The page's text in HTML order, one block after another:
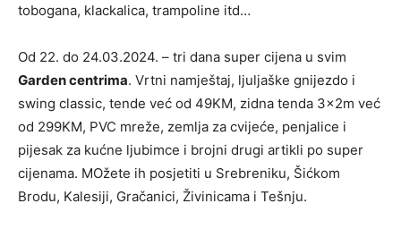
tobogana, klackalica, trampoline itd…
Od 22. do 24.03.2024. – tri dana super cijena u svim
Garden centrima. Vrtni namještaj, ljuljaške gnijezdo i
swing classic, tende već od 49KM, zidna tenda 3x2m već
od 299KM, PVC mreže, zemlja za cvijeće, penjalice i
pijesak za kućne ljubimce i brojni drugi artikli po super
cijenama. MOžete ih posjetiti u Srebreniku, Šićkom
Brodu, Kalesiji, Gračanici, Živinicama i Tešnju.